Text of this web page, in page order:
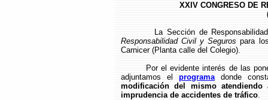
XXIV CONGRESO DE
La Sección de
Responsabilidad Civil y Seguros para
Carnicer (Planta calle del Colegio).
Por el evidente interés de las
adjuntamos el programadonde
modificación del mismo
imprudencia de accidentes de tráfico.